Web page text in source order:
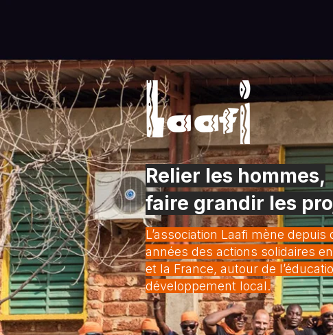
Relier les hommes,
faire grandir les
L’association Laafi mène
années des actions solidaires
et la France, autour de
développement local.